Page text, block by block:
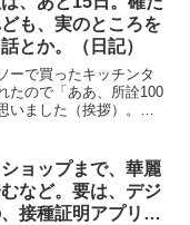
飲んでい...
も、実のところを
とか。（日記）
ーで買ったキッチンタ
たので「ああ、所詮100
いました（挨拶）。
ターのお返事を頂いた
どこと...
ョップまで、華麗
など。要は、デジ
接種証明アプリの